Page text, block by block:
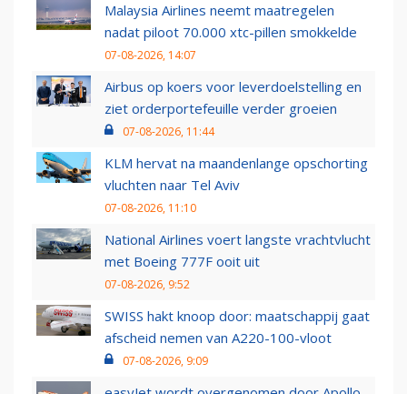
Malaysia Airlines neemt maatregelen
nadat piloot 70.000 xtc-pillen smokkelde
07-08-2026, 14:07
Airbus op koers voor leverdoelstelling en
ziet orderportefeuille verder groeien
07-08-2026, 11:44
KLM hervat na maandenlange opschorting
vluchten naar Tel Aviv
07-08-2026, 11:10
National Airlines voert langste vrachtvlucht
met Boeing 777F ooit uit
07-08-2026, 9:52
SWISS hakt knoop door: maatschappij gaat
afscheid nemen van A220-100-vloot
07-08-2026, 9:09